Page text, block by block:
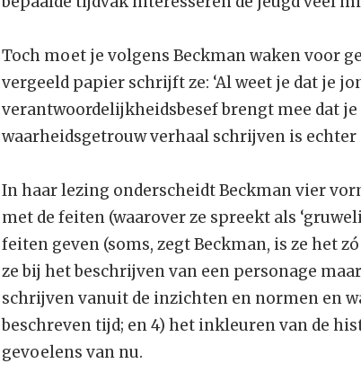
Toch moet je volgens Beckman waken voor
vergeeld papier schrijft ze: ‘Al weet je dat je
verantwoordelijkheidsbesef brengt mee dat
waarheidsgetrouw verhaal schrijven is
In haar lezing onderscheidt Beckman vier
met de feiten (waarover ze spreekt als
feiten geven (soms, zegt Beckman, is ze het
ze bij het beschrijven van een personage
schrijven vanuit de inzichten en normen en
beschreven tijd; en 4) het inkleuren van de
gevoelens van nu.